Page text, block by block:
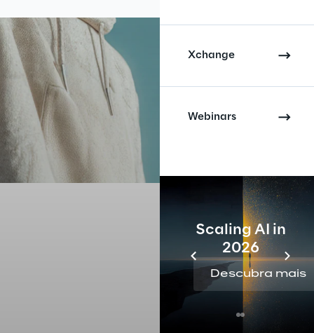
Xchange
Webinars
Scaling AI in
2026
Descubra mais